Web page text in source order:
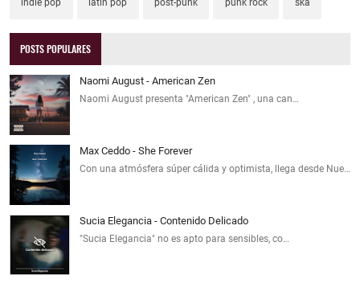
POSTS POPULARES
Naomi August - American Zen
Naomi August presenta "American Zen" , una can…
Max Ceddo - She Forever
Con una atmósfera súper cálida y optimista, llega desde Nue…
Sucia Elegancia - Contenido Delicado
"Sucia Elegancia" no es apto para sensibles, co…